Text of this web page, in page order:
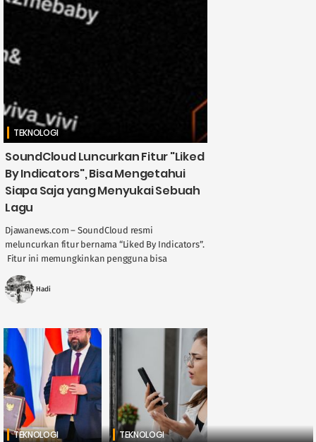
TEKNOLOGI
SoundCloud Luncurkan Fitur "Liked
By Indicators", Bisa Mengetahui
Siapa Saja yang Menyukai Sebuah
Lagu
Djawanews.com – SoundCloud resmi
meluncurkan fitur bernama “Liked By Indicators”.
Fitur ini memungkinkan pengguna bisa
lagu, baik itu teman, penggemar lain, ....
MS Hadi
TEKNOLOGI TEKNOLOGI